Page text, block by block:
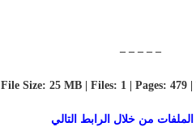
– – – – –
File Size: 25 MB | Files: 1 | Pages: 479
من خلال الرابط التالي